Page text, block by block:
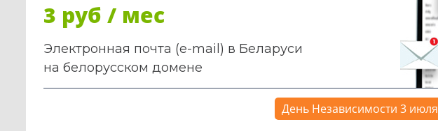
3 руб / мес
Электронная почта (e-mail) в Беларуси
на белорусском домене
День Независимости 3 июля